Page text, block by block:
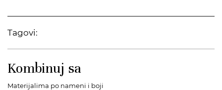
Tagovi:
Kombinuj sa
Materijalima po nameni i boji